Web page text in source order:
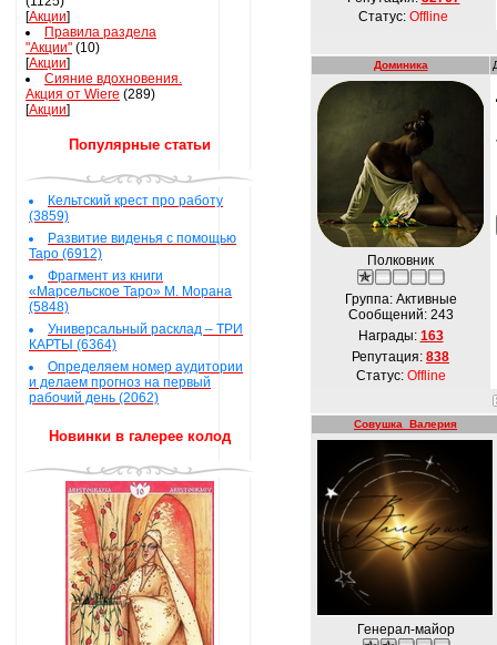
[Акции]
Правила раздела
"Акции" (10)
[Акции]
Сияние вдохновения.
Акция от Wiere (289)
[Акции]
Популярные статьи
Кельтский крест про работу
(3859)
Развитие виденья с помощью
Таро (6912)
Фрагмент из книги
«Марсельское Таро» М. Морана
(5848)
Универсальный расклад – ТРИ
КАРТЫ (6364)
Определяем номер аудитории
и делаем прогноз на первый
рабочий день (2062)
Новинки в галерее колод
Статус: Offline
Доминика
Полковник
Группа: Активные
Сообщений: 243
Награды: 163
Репутация: 838
Статус: Offline
Совушка_Валерия
Генерал-майор